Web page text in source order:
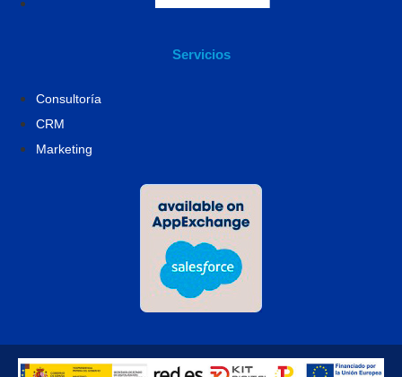
Servicios
Consultoría
CRM
Marketing